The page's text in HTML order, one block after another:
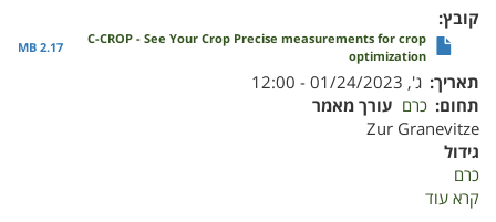
קובץ
C-CROP - See Your Crop Precise measurements for crop
optimization
2.17 MB
תאריך ג', 01/24/2023 - 12:00
תחום כרם עורך מאמר
Zur Granevitze
גידול
כרם
קרא עוד